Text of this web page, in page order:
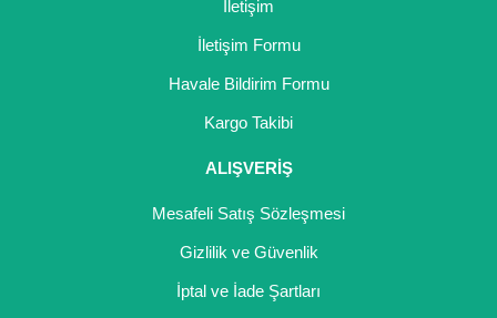
İletişim
İletişim Formu
Havale Bildirim Formu
Kargo Takibi
ALIŞVERİŞ
Mesafeli Satış Sözleşmesi
Gizlilik ve Güvenlik
İptal ve İade Şartları